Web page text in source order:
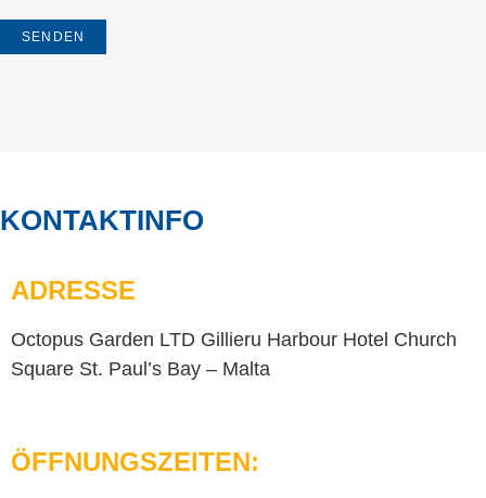
r
KONTAKTINFO
ADRESSE
Octopus Garden LTD Gillieru Harbour Hotel Church
Square St. Paul’s Bay – Malta
ÖFFNUNGS­ZEITEN: